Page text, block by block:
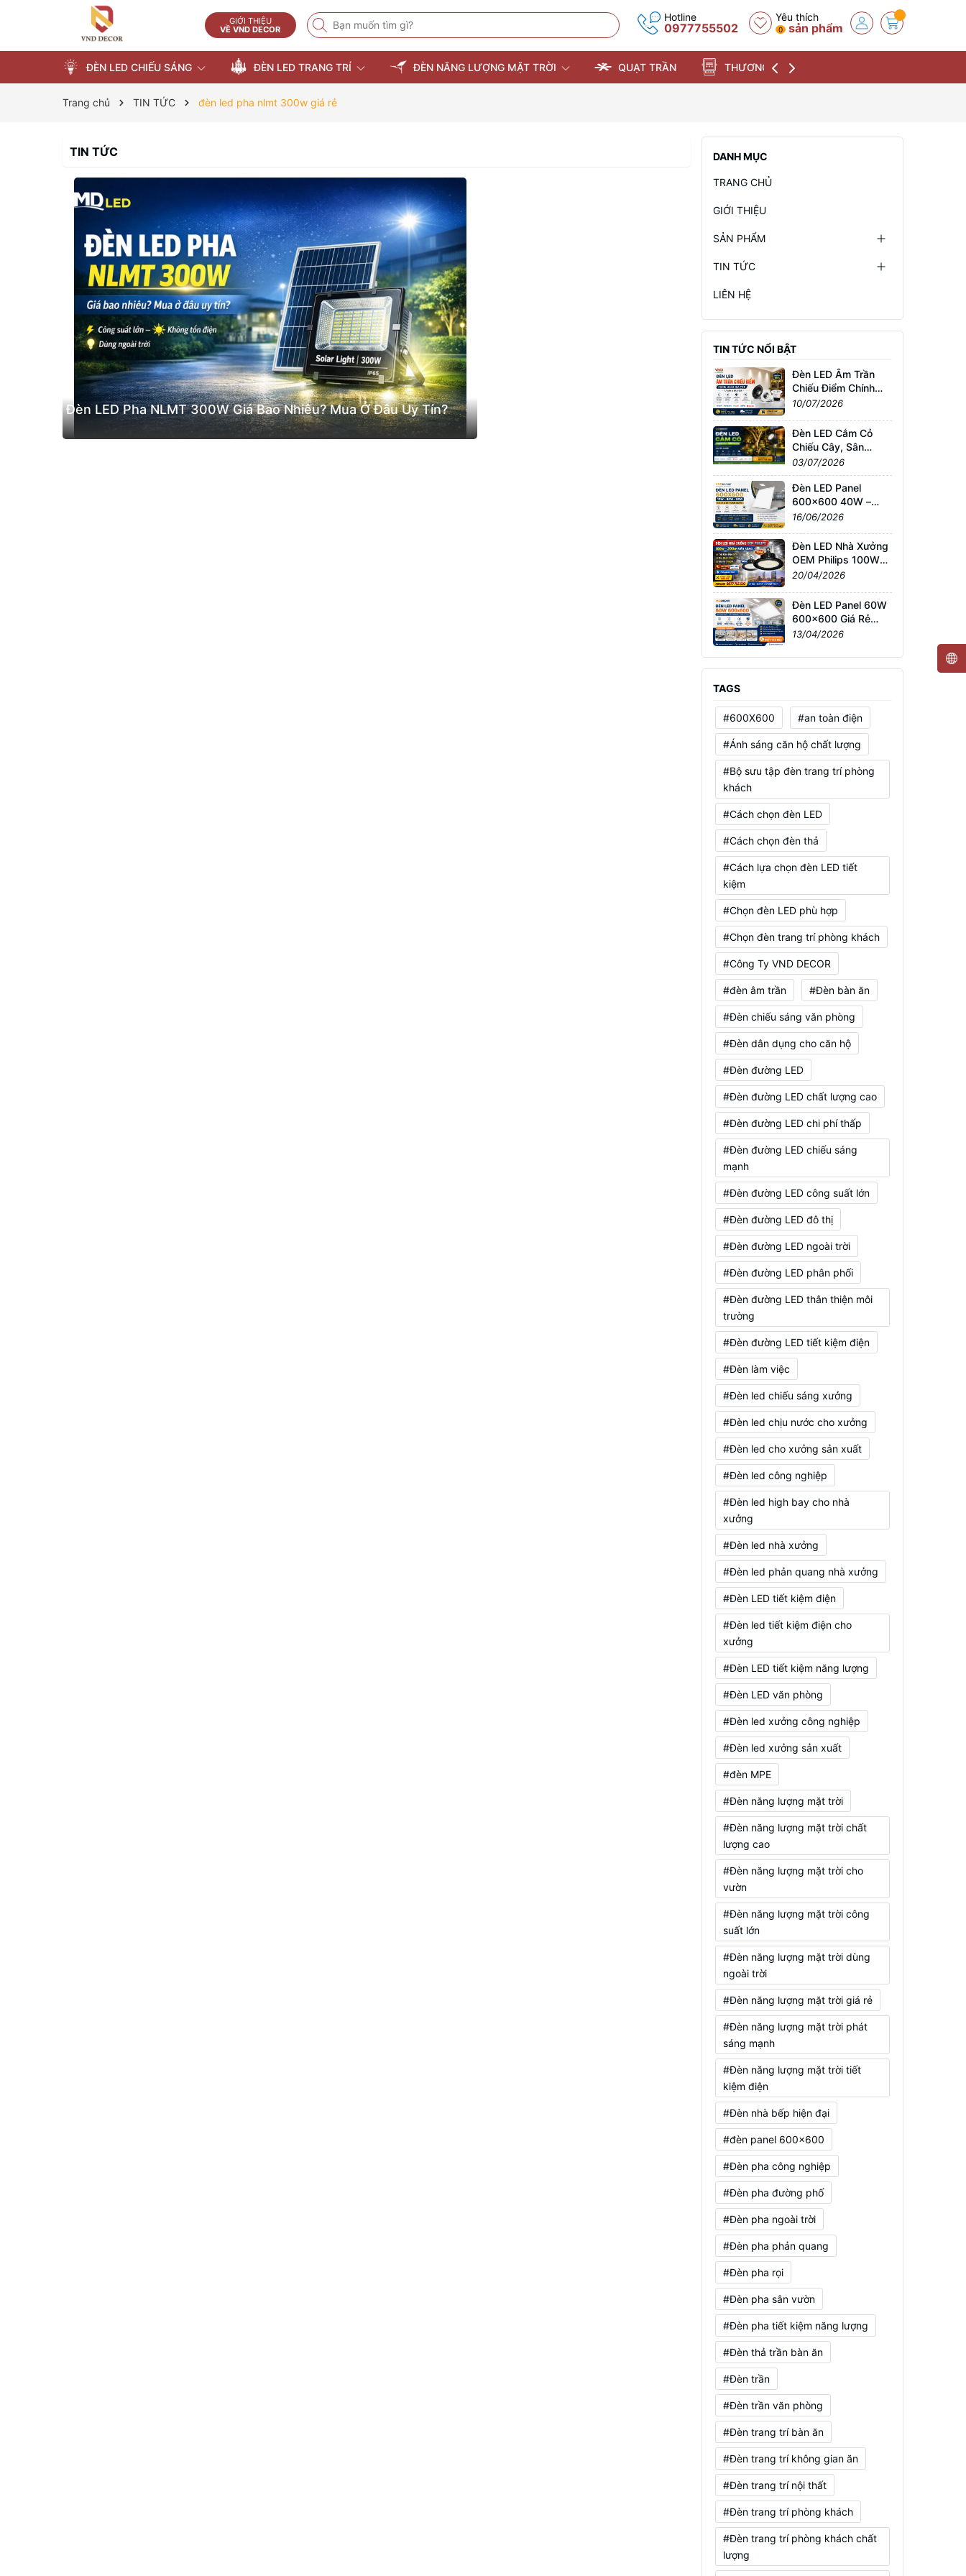
GIỚI THIỆU
VỀ VND DECOR
Hotline
0977755502
Yêu thích
0 sản phẩm
ĐÈN LED CHIẾU SÁNG ĐÈN LED TRANG TRÍ ĐÈN NĂNG LƯỢNG MẶT TRỜI QUẠT TRẦN THƯƠNG HIỆU
Trang chủ TIN TỨC đèn led pha nlmt 300w giá rẻ
TIN TỨC
Đèn LED Pha NLMT 300W Giá Bao Nhiêu? Mua Ở Đâu Uy Tín?
DANH MỤC
TRANG CHỦ
GIỚI THIỆU
SẢN PHẨM
TIN TỨC
LIÊN HỆ
TIN TỨC NỔI BẬT
Đèn LED Âm Trần
Chiếu Điểm Chính
Hãng Giá Tốt | Tư
10/07/2026
Đèn LED Cắm Cỏ
Chiếu Cây, Sân
Vườn Giá Tốt –
Chống Nước IP65,
Bảo Hành Chính
Hãng
03/07/2026
Đèn LED Panel
600x600 40W –
60W – 80W Giá Sỉ &
16/06/2026
Đèn LED Nhà Xưởng
OEM Philips 100W–
200W Siêu Sáng –
Hành 3 Năm
20/04/2026
Đèn LED Panel 60W
600x600 Giá Rẻ
TPHCM – Sáng
13/04/2026
TAGS
#600X600 #an toàn điện
#Ánh sáng căn hộ chất lượng
#Bộ sưu tập đèn trang trí phòng
khách
#Cách chọn đèn LED
#Cách chọn đèn thả
#Cách lựa chọn đèn LED tiết
kiệm
#Chọn đèn LED phù hợp
#Chọn đèn trang trí phòng khách
#Công Ty VND DECOR
#đèn âm trần #Đèn bàn ăn
#Đèn chiếu sáng văn phòng
#Đèn dân dụng cho căn hộ
#Đèn đường LED
#Đèn đường LED chất lượng cao
#Đèn đường LED chi phí thấp
#Đèn đường LED chiếu sáng
mạnh
#Đèn đường LED công suất lớn
#Đèn đường LED đô thị
#Đèn đường LED ngoài trời
#Đèn đường LED phân phối
#Đèn đường LED thân thiện môi
trường
#Đèn đường LED tiết kiệm điện
#Đèn làm việc
#Đèn led chiếu sáng xưởng
#Đèn led chịu nước cho xưởng
#Đèn led cho xưởng sản xuất
#Đèn led công nghiệp
#Đèn led high bay cho nhà
xưởng
#Đèn led nhà xưởng
#Đèn led phản quang nhà xưởng
#Đèn LED tiết kiệm điện
#Đèn led tiết kiệm điện cho
xưởng
#Đèn LED tiết kiệm năng lượng
#Đèn LED văn phòng
#Đèn led xưởng công nghiệp
#Đèn led xưởng sản xuất
#đèn MPE
#Đèn năng lượng mặt trời
#Đèn năng lượng mặt trời chất
lượng cao
#Đèn năng lượng mặt trời cho
vườn
#Đèn năng lượng mặt trời công
suất lớn
#Đèn năng lượng mặt trời dùng
ngoài trời
#Đèn năng lượng mặt trời giá rẻ
#Đèn năng lượng mặt trời phát
sáng mạnh
#Đèn năng lượng mặt trời tiết
kiệm điện
#Đèn nhà bếp hiện đại
#đèn panel 600x600
#Đèn pha công nghiệp
#Đèn pha đường phố
#Đèn pha ngoài trời
#Đèn pha phản quang
#Đèn pha rọi
#Đèn pha sân vườn
#Đèn pha tiết kiệm năng lượng
#Đèn thả trần bàn ăn
#Đèn trần
#Đèn trần văn phòng
#Đèn trang trí bàn ăn
#Đèn trang trí không gian ăn
#Đèn trang trí nội thất
#Đèn trang trí phòng khách
#Đèn trang trí phòng khách chất
lượng